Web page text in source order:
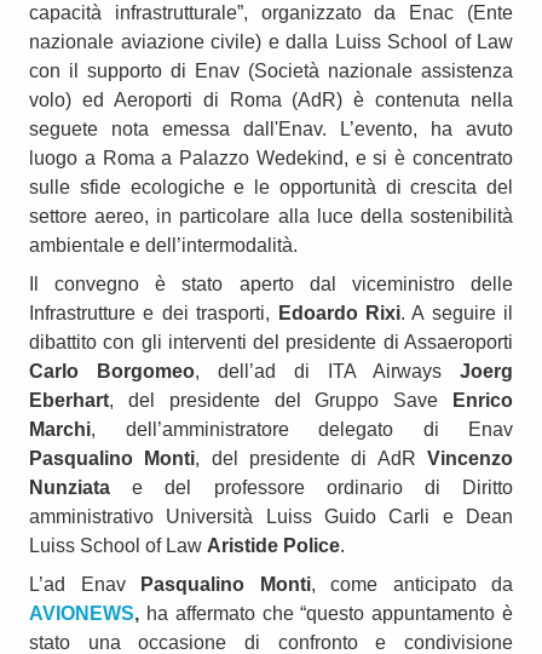
capacità infrastrutturale”, organizzato da Enac (Ente
nazionale aviazione civile) e dalla Luiss School of Law
con il supporto di Enav (Società nazionale assistenza
volo) ed Aeroporti di Roma (AdR) è contenuta nella
seguete nota emessa dall'Enav. L’evento, ha avuto
luogo a Roma a Palazzo Wedekind, e si è concentrato
sulle sfide ecologiche e le opportunità di crescita del
settore aereo, in particolare alla luce della sostenibilità
ambientale e dell’intermodalità.
Il convegno è stato aperto dal viceministro delle
Infrastrutture e dei trasporti,
Edoardo Rixi. A seguire il
dibattito con gli interventi del presidente di Assaeroporti
Carlo Borgomeo, dell’ad di ITA Airways Joerg
Eberhart, del presidente del Gruppo Save
Enrico
Marchi, dell’amministratore delegato di Enav
Pasqualino Monti, del presidente di AdRVincenzo
Nunziata e del professore ordinario di Diritto
amministrativo Università Luiss Guido Carli e Dean
Luiss School of Law Aristide Police.
L’ad Enav
Pasqualino Monti, come anticipato da
AVIONEWS, ha affermato che “questo appuntamento è
stato una occasione di confronto e condivisione